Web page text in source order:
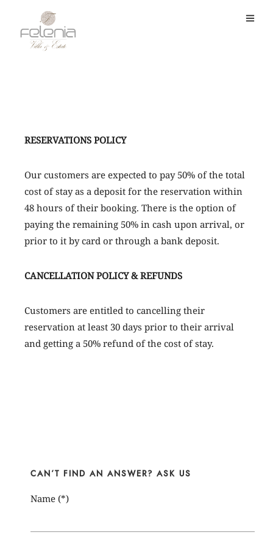
RESERVATIONS POLICY
Our customers are expected to pay 50% of the total
cost of stay as a deposit for the reservation within
48 hours of their booking. There is the option of
paying the remaining 50% in cash upon arrival, or
prior to it by card or through a bank deposit.
CANCELLATION POLICY & REFUNDS
Customers are entitled to cancelling their
reservation at least 30 days prior to their arrival
and getting a 50% refund of the cost of stay.
CAN’T FIND AN ANSWER? ASK US
Name (*)